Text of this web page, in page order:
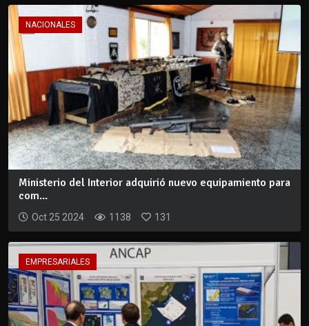
NACIONALES
Ministerio del Interior adquirió nuevo equipamiento para
com...
Oct 25 2024 1138 131
EMPRESARIALES